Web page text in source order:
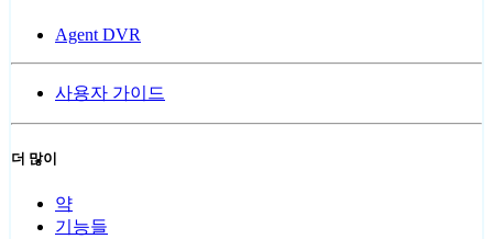
Agent DVR
사용자 가이드
더 많이
약
기능들